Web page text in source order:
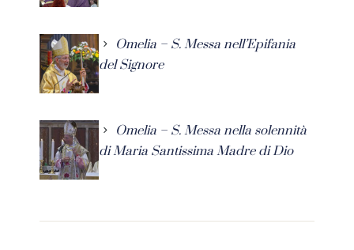
Omelia – S. Messa nell’Epifania
del Signore
Omelia – S. Messa nella solennità
di Maria Santissima Madre di Dio